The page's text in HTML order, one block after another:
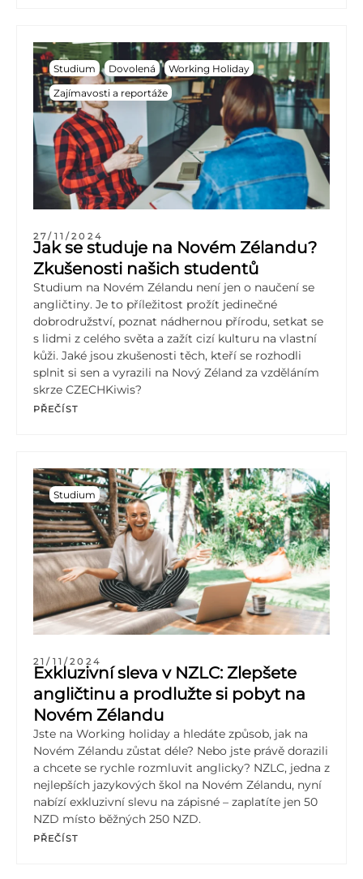
Studium Dovolená
Working Holiday
Zajímavosti a reportáže
27/11/2024
Jak se studuje na Novém Zélandu?
Zkušenosti našich studentů
Studium na Novém Zélandu není jen o naučení se
angličtiny. Je to příležitost prožít jedinečné
dobrodružství, poznat nádhernou přírodu, setkat se
s lidmi z celého světa a zažít cizí kulturu na vlastní
kůži. Jaké jsou zkušenosti těch, kteří se rozhodli
splnit si sen a vyrazili na Nový Zéland za vzděláním
skrze CZECHKiwis?
PŘEČÍST
Studium
21/11/2024
Exkluzivní sleva v NZLC: Zlepšete
angličtinu a prodlužte si pobyt na
Novém Zélandu
Jste na Working holiday a hledáte způsob, jak na
Novém Zélandu zůstat déle? Nebo jste právě dorazili
a chcete se rychle rozmluvit anglicky? NZLC, jedna z
nejlepších jazykových škol na Novém Zélandu, nyní
nabízí exkluzivní slevu na zápisné – zaplatíte jen 50
NZD místo běžných 250 NZD.
PŘEČÍST